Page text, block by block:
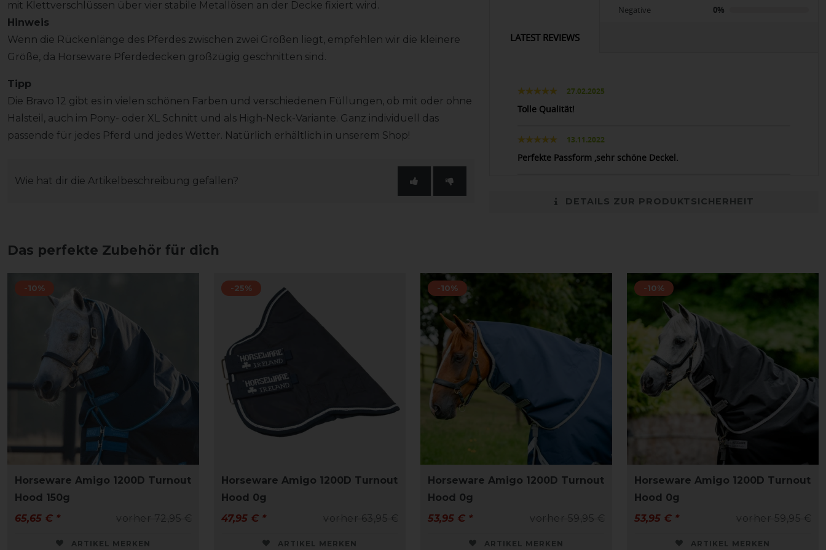
mit Klettverschlüssen über vier stabile Metallösen an der Decke fixiert wird.
Hinweis
Wenn die Rückenlänge des Pferdes zwischen zwei Größen liegt, empfehlen wir die kleinere
Größe, da Horseware Pferdedecken großzügig geschnitten sind.
Tipp
Die Bravo 12 gibt es in vielen schönen Farben und verschiedenen Füllungen, ob mit oder ohne
Halsteil, auch im Pony- oder XL Schnitt und als High-Neck-Variante. Ganz individuell das
passende für jedes Pferd und jedes Wetter. Natürlich erhältlich in unserem Shop!
Wie hat dir die Artikelbeschreibung gefallen?
Negative
0%
LATEST REVIEWS
27.02.2025
Tolle Qualität!
13.11.2022
Perfekte Passform ,sehr schöne Deckel.
DETAILS ZUR PRODUKTSICHERHEIT
Das perfekte Zubehör für dich
-10%
Horseware Amigo 1200D Turnout
Hood 150g
vorher 72,95 €
65,65 € *
ARTIKEL MERKEN
-25%
Horseware Amigo 1200D Turnout
Hood 0g
vorher 63,95 €
47,95 € *
ARTIKEL MERKEN
-10%
Horseware Amigo 1200D Turnout
Hood 0g
vorher 59,95 €
53,95 € *
ARTIKEL MERKEN
-10%
Horseware Amigo 1200D Turnout
Hood 0g
vorher 59,95 €
53,95 € *
ARTIKEL MERKEN